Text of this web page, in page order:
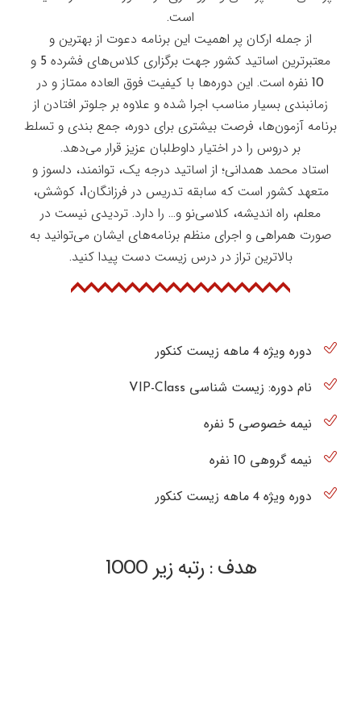
است.
از جمله ارکان پر اهمیت این برنامه دعوت از بهترین و
معتبرترین اساتید کشور جهت برگزاری کلاس‌های فشرده 5 و
10 نفره است. این دوره‌ها با کیفیت فوق العاده ممتاز و در
زمانبندی بسیار مناسب اجرا شده و علاوه بر جلوتر افتادن از
برنامه آزمون‌ها، فرصت بیشتری برای دوره، جمع بندی و تسلط
بر دروس را در اختیار داوطلبان عزیز قرار می‌دهد.
استاد محمد همدانی؛ از اساتید درجه یک، توانمند، دلسوز و
متعهد کشور است که سابقه تدریس در فرزانگان1، کوشش،
معلم، راه اندیشه، کلاسی‌نو و… را دارد. تردیدی نیست در
صورت همراهی و اجرای منظم برنامه‌های ایشان می‌توانید به
بالاترین تراز در درس زیست دست پیدا کنید.
دوره ویژه 4 ماهه زیست کنکور
نام دوره: زیست شناسی VIP-Class
نیمه خصوصی 5 نفره
نیمه گروهی 10 نفره
دوره ویژه 4 ماهه زیست کنکور
هدف : رتبه زیر 1000